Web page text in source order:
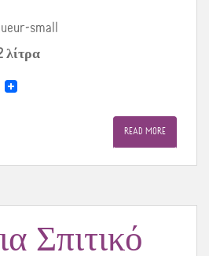
λίτρα
READ MORE
Σπιτικό